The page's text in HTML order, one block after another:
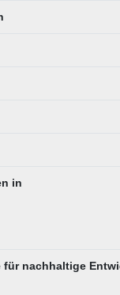
in
für nachhaltige